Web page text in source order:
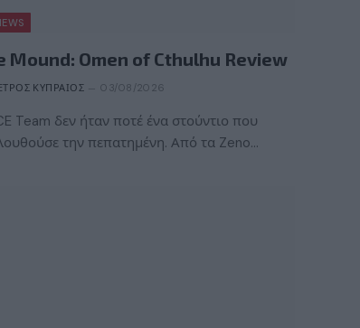
Mound: Omen of Cthulhu Review
ΚΥΠΡΑΊΟΣ 03/08/2026
Team δεν ήταν ποτέ ένα στούντιο που
την πεπατημένη. Από τα Zeno…